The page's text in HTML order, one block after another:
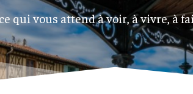
qui vous attend à voir, à vivre, à